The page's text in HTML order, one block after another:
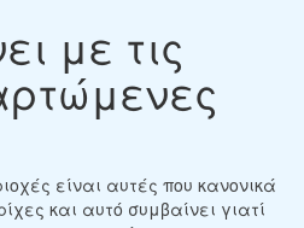
με τις
είναι αυτές που κανονικά
και αυτό συμβαίνει γιατί